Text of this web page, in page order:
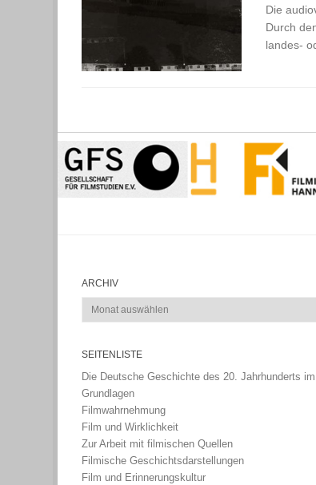
Die
Durch
landes-
ARCHIV
Archiv
SEITENLISTE
Die Deutsche Geschichte des 20. Jahrhunderts
Grundlagen
Filmwahrnehmung
Film und Wirklichkeit
Zur Arbeit mit filmischen Quellen
Filmische Geschichtsdarstellungen
Film und Erinnerungskultur